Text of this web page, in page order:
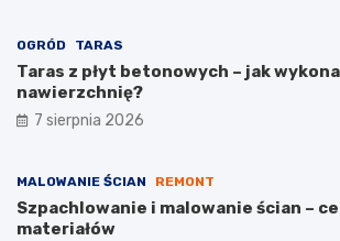
OGRÓD TARAS
Taras z płyt betonowych – jak
nawierzchnię?
7 sierpnia 2026
MALOWANIE ŚCIAN REMONT
Szpachlowanie i malowanie ścian –
materiałów